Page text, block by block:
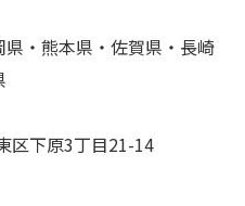
利用停止の具体的手続
お問合せ下さい。
・熊本県・佐賀県・長崎
区下原3丁目21-14